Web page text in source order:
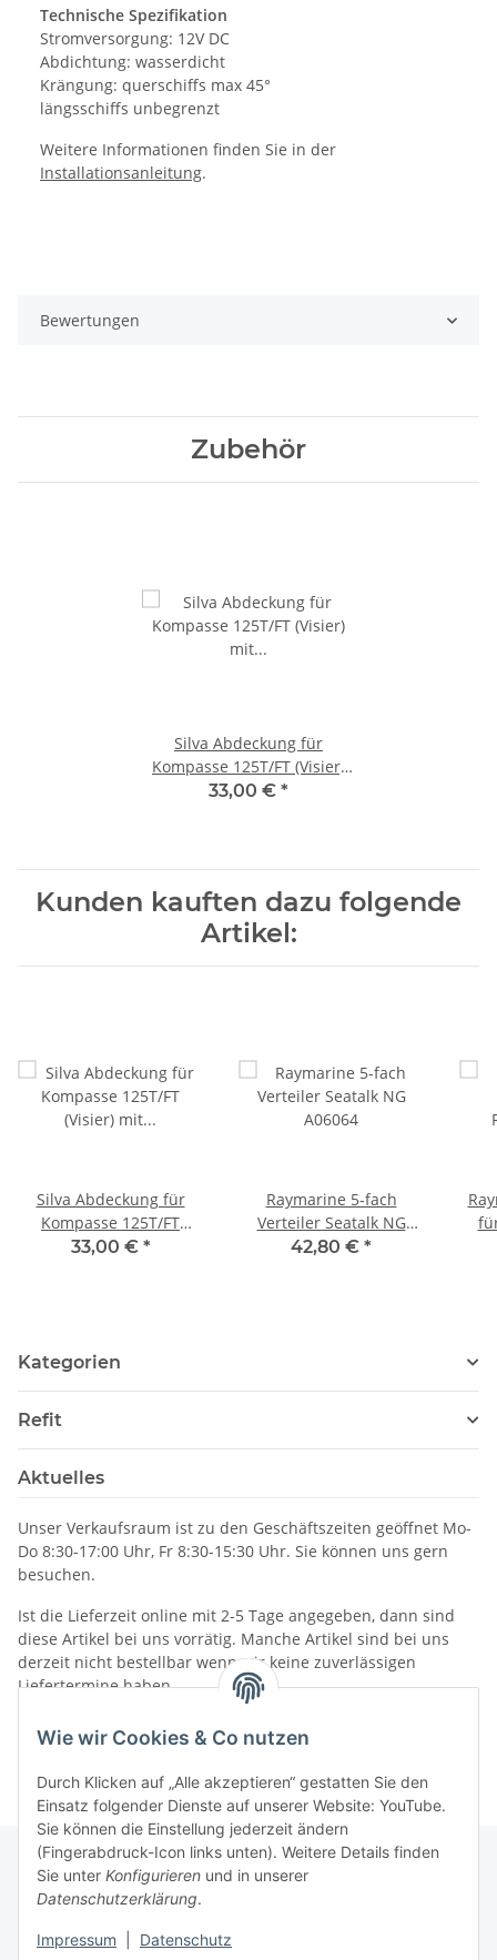
Wie wir Cookies & Co nutzen
Durch Klicken auf „Alle akzeptieren“ gestatten Sie den
Einsatz folgender Dienste auf unserer Website: YouTube.
Sie können die Einstellung jederzeit ändern
(Fingerabdruck-Icon links unten). Weitere Details finden
Sie unter Konfigurieren und in unserer
Datenschutzerklärung.
Impressum Datenschutz
Technische Spezifikation
Stromversorgung: 12V DC
Abdichtung: wasserdicht
Krängung: querschiffs max 45°
längsschiffs unbegrenzt
Weitere Informationen finden Sie in der
Installationsanleitung.
Bewertungen
Zubehör
Silva Abdeckung für
Kompasse 125T/FT (Visier)
mit Beleuchtung 6643-18
33,00 € *
Kunden kauften dazu folgende
Artikel:
Silva Abdeckung für
Kompasse 125T/FT
(Visier) mit Beleuchtung
33,00 € *
Raymarine 5-fach
Verteiler Seatalk NG
A06064
42,80 € *
Kategorien
Refit
Aktuelles
Unser Verkaufsraum ist zu den Geschäftszeiten geöffnet Mo-
Do 8:30-17:00 Uhr, Fr 8:30-15:30 Uhr. Sie können uns gern
besuchen.
Ist die Lieferzeit online mit 2-5 Tage angegeben, dann sind
diese Artikel bei uns vorrätig. Manche Artikel sind bei uns
derzeit nicht bestellbar wenn wir keine zuverlässigen
Liefertermine haben.
Informationen
Gesetzliche Informationen